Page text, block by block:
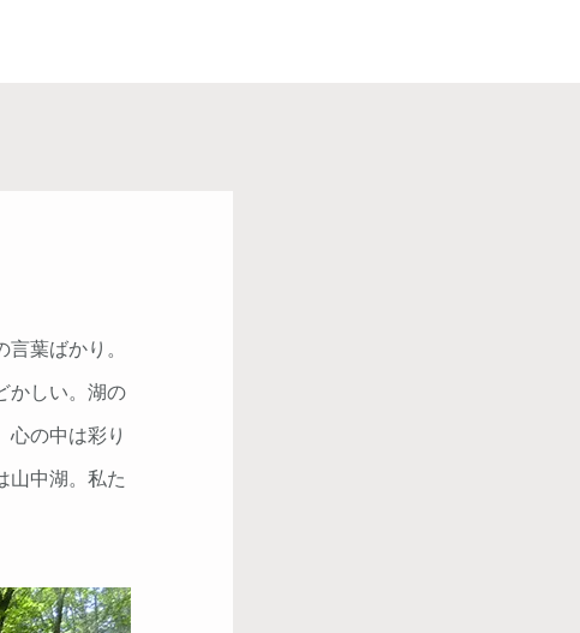
葉ばかり。
しい。 湖の
心の中は彩り
山中湖。私た